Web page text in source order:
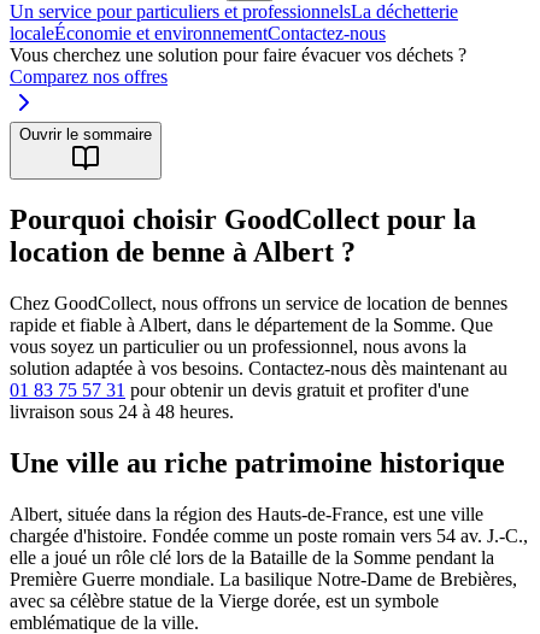
Un service pour particuliers et professionnelsLa déchetterie
localeÉconomie et environnementContactez-nous
Vous cherchez une solution pour faire évacuer vos déchets ?
Comparez nos offres
Ouvrir le sommaire
Pourquoi choisir GoodCollect pour la
location de benne à Albert ?
Chez GoodCollect, nous offrons un service de location de bennes
rapide et fiable à Albert, dans le département de la Somme. Que
vous soyez un particulier ou un professionnel, nous avons la
solution adaptée à vos besoins. Contactez-nous dès maintenant au
01 83 75 57 31 pour obtenir un devis gratuit et profiter d'une
livraison sous 24 à 48 heures.
Une ville au riche patrimoine historique
Albert, située dans la région des Hauts-de-France, est une ville
chargée d'histoire. Fondée comme un poste romain vers 54 av. J.-C.,
elle a joué un rôle clé lors de la Bataille de la Somme pendant la
Première Guerre mondiale. La basilique Notre-Dame de Brebières,
avec sa célèbre statue de la Vierge dorée, est un symbole
emblématique de la ville.